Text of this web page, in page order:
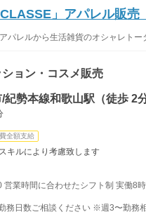
」アパレル販
パレルから生活雑貨のオシャレト
ョン・コスメ販売
勢本線和歌山駅（徒歩 2分
全額支給
キルにより考慮致します
営業時間に合わせたシフト制 実働8
務日数ご相談ください ※週3〜勤務